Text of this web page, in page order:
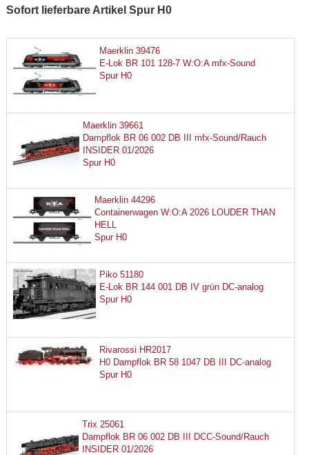
Sofort lieferbare Artikel Spur H0
Maerklin 39476
E-Lok BR 101 128-7 W:O:A mfx-Sound
Spur H0
Maerklin 39661
Dampflok BR 06 002 DB III mfx-Sound/Rauch
INSIDER 01/2026
Spur H0
Maerklin 44296
Containerwagen W:O:A 2026 LOUDER THAN
HELL
Spur H0
Piko 51180
E-Lok BR 144 001 DB IV grün DC-analog
Spur H0
Rivarossi HR2017
H0 Dampflok BR 58 1047 DB III DC-analog
Spur H0
Trix 25061
Dampflok BR 06 002 DB III DCC-Sound/Rauch
INSIDER 01/2026